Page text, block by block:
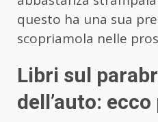
questo ha una sua
scopriamola nelle
Libri sul
dell’auto: